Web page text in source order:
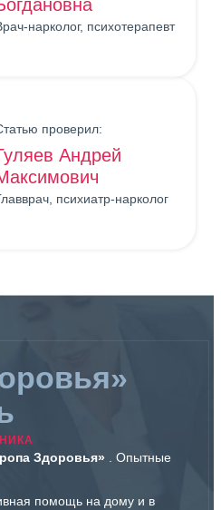
нарколог, психотерапевт
проверил:
Андрей
психиатр-нарколог
Здоровья» . Опытные
помощь на дому и в